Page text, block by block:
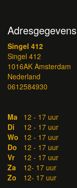
Adresgegevens
Singel 412
Singel 412
1016AK Amsterdam
Nederland
0612584930
Ma
12 - 17 uur
Di
12 - 17 uur
Wo 12 - 17 uur
Do
12 - 17 uur
Vr
12 - 17 uur
Za
12- 17 uur
Zo
12- 17 uur